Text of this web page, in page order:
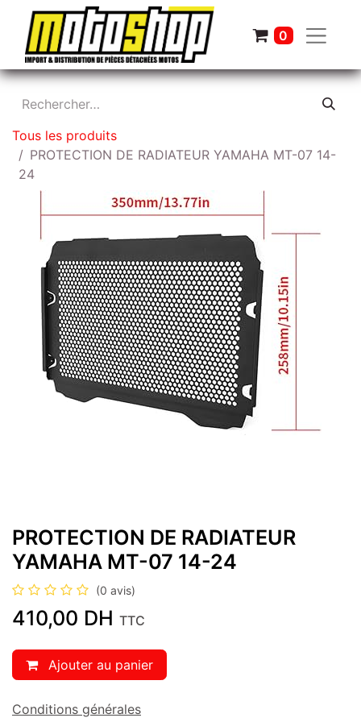
0
Tous les produits
PROTECTION DE RADIATEUR YAMAHA MT-07 14-
24
PROTECTION DE RADIATEUR
YAMAHA MT-07 14-24
(0 avis)
410,00 DH TTC
Ajouter au panier
Conditions générales